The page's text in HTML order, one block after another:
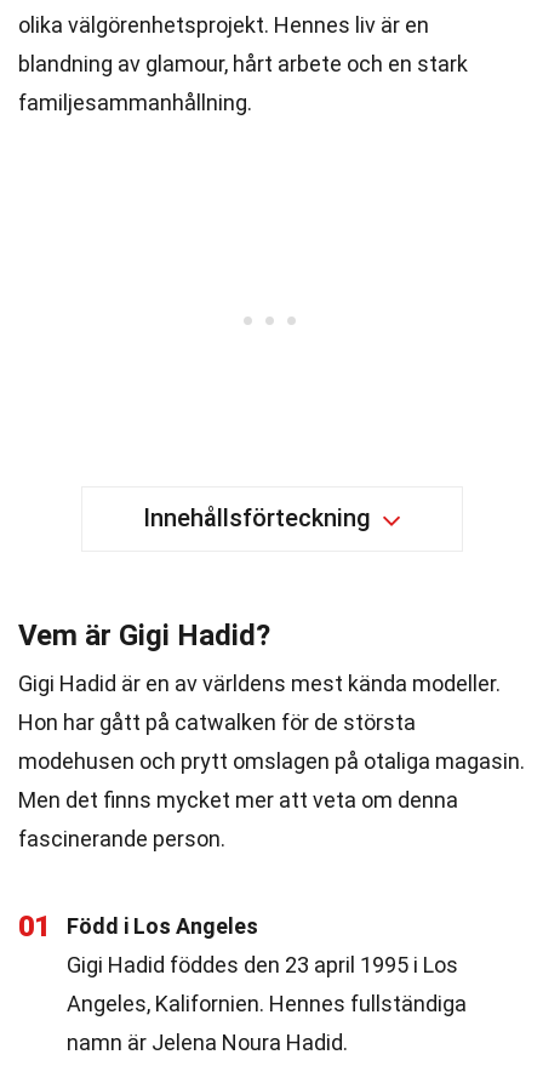
olika välgörenhetsprojekt. Hennes liv är en
blandning av glamour, hårt arbete och en stark
familjesammanhållning.
Innehållsförteckning
Vem är Gigi Hadid?
Gigi Hadid är en av världens mest kända modeller.
Hon har gått på catwalken för de största
modehusen och prytt omslagen på otaliga magasin.
Men det finns mycket mer att veta om denna
fascinerande person.
01
Född i Los Angeles
Gigi Hadid föddes den 23 april 1995 i Los
Angeles, Kalifornien. Hennes fullständiga
namn är Jelena Noura Hadid.